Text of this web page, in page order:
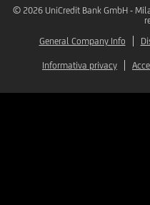
© 2026 UniCredit Bank GmbH -
General Company Info
Informativa privacy